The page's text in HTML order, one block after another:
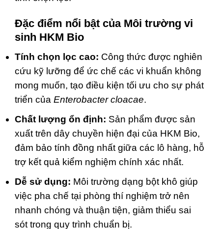
Đặc điểm nổi bật của Môi trường vi
sinh HKM Bio
Tính chọn lọc cao: Công thức được nghiên
cứu kỹ lưỡng để ức chế các vi khuẩn không
mong muốn, tạo điều kiện tối ưu cho sự phát
triển của Enterobacter cloacae.
Chất lượng ổn định: Sản phẩm được sản
xuất trên dây chuyền hiện đại của HKM Bio,
đảm bảo tính đồng nhất giữa các lô hàng, hỗ
trợ kết quả kiểm nghiệm chính xác nhất.
Dễ sử dụng: Môi trường dạng bột khô giúp
việc pha chế tại phòng thí nghiệm trở nên
nhanh chóng và thuận tiện, giảm thiểu sai
sót trong quy trình chuẩn bị.